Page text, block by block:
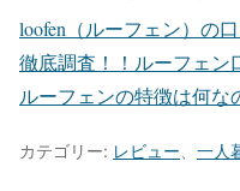
loofen（ルーフェン）の
徹底調査！！ ルーフェン
ルーフェンの特徴は何な
カテゴリー: レビュー 一人